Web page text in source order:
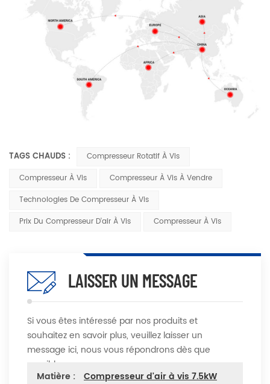
TAGS CHAUDS :
Compresseur Rotatif À Vis
Compresseur À Vis
Compresseur À Vis À Vendre
Technologies De Compresseur À Vis
Prix Du Compresseur D'air À Vis
Compresseur À Vis
LAISSER UN MESSAGE
Si vous êtes intéressé par nos produits et
souhaitez en savoir plus, veuillez laisser un
message ici, nous vous répondrons dès que
possible
Matière :
Compresseur d'air à vis 7.5kW